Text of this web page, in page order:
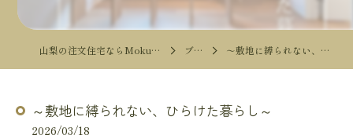
山梨の注文住宅ならMokureismモクリズム ブログ ～敷地に縛られない、ひらけた暮らし～
～敷地に縛られない、ひらけた暮らし～
2026/03/18